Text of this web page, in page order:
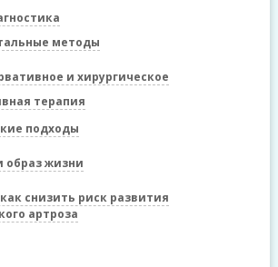
методы
и хирургическое
терапия
подходы
образ жизни
снизить риск развития
артроза